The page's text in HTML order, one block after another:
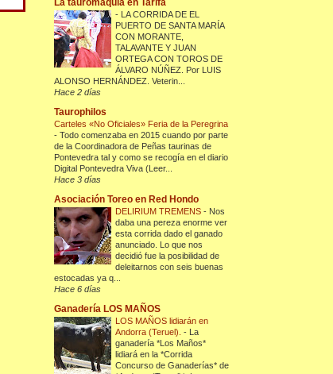
La tauromaquia en Tarifa
- LA CORRIDA DE EL
PUERTO DE SANTA MARÍA
CON MORANTE,
TALAVANTE Y JUAN
ORTEGA CON TOROS DE
ÁLVARO NÚÑEZ. Por LUIS
ALONSO HERNÁNDEZ. Veterin...
Hace 2 días
Taurophilos
Carteles «No Oficiales» Feria de la Peregrina
-Todo comenzaba en 2015 cuando por parte
de la Coordinadora de Peñas taurinas de
Pontevedra tal y como se recogía en el diario
Digital Pontevedra Viva (Leer...
Hace 3 días
Asociación Toreo en Red Hondo
DELIRIUM TREMENS- Nos
daba una pereza enorme ver
esta corrida dado el ganado
anunciado. Lo que nos
decidió fue la posibilidad de
deleitarnos con seis buenas
estocadas ya q...
Hace 6 días
Ganadería LOS MAÑOS
LOS MAÑOS lidiarán en
Andorra (Teruel).- La
ganadería *Los Maños*
lidiará en la *Corrida
Concurso de Ganaderías* de